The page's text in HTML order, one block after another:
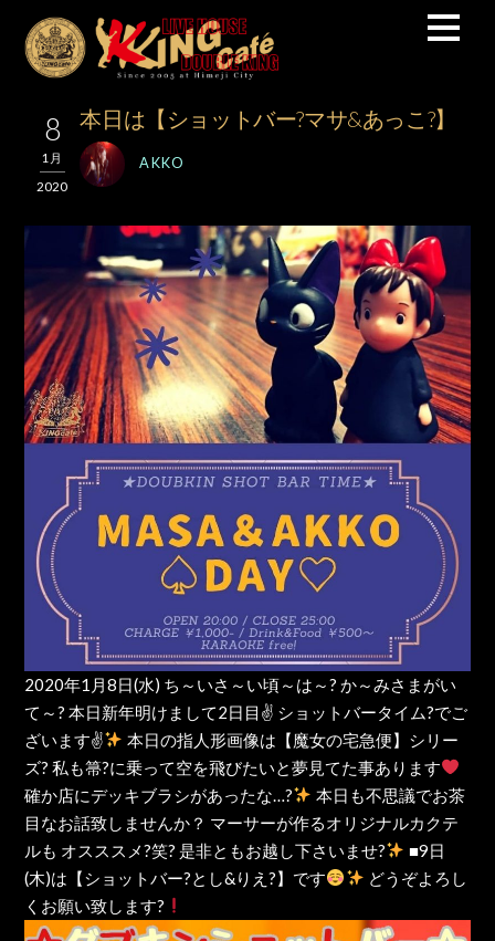
8
1月
2020
本日は【ショットバー?マサ&あっこ?】
AKKO
2020年1月8日(水) ち～いさ～い頃～は～? か～みさまがい
て～? 本日新年明けまして2日目✌ ショットバータイム?でご
ざいます✌
本日の指人形画像は【魔女の宅急便】シリー
ズ? 私も箒?に乗って空を飛びたいと夢見てた事あります
確か店にデッキブラシがあったな…?
本日も不思議でお茶
目なお話致しませんか？ マーサーが作るオリジナルカクテ
ルも オスススメ?笑? 是非ともお越し下さいませ?
■9日
(木)は【ショットバー?とし&りえ?】です
どうぞよろし
くお願い致します?